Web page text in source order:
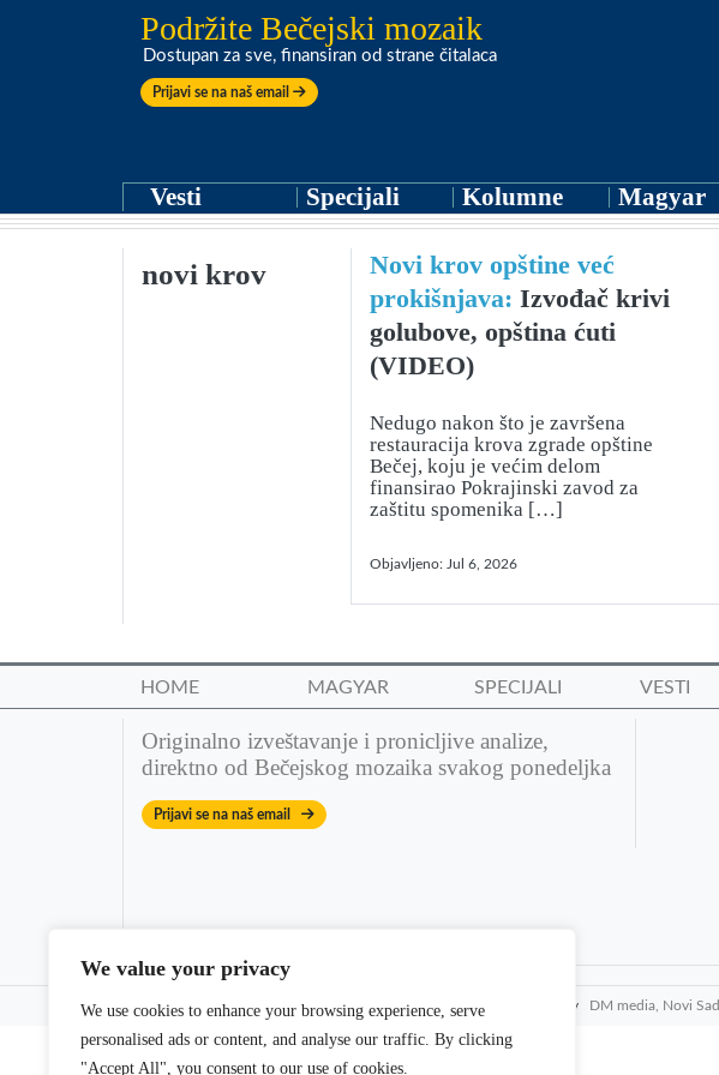
We value your privacy
We use cookies to enhance your browsing experience, serve
personalised ads or content, and analyse our traffic. By clicking
"Accept All", you consent to our use of cookies.
Podržite Bečejski mozaik
Dostupan za sve, finansiran od strane čitalaca
Prijavi se na naš email
Vesti Specijali Kolumne Magyar
novi krov
Novi krov opštine već
prokišnjava: Izvođač krivi
golubove, opština ćuti
(VIDEO)
Nedugo nakon što je završena
restauracija krova zgrade opštine
Bečej, koju je većim delom
finansirao Pokrajinski zavod za
zaštitu spomenika […]
Objavljeno: Jul 6, 2026
HOME MAGYAR SPECIJALI VESTI
Originalno izveštavanje i pronicljive analize,
direktno od Bečejskog mozaika svakog ponedeljka
Prijavi se na naš email
© 2022 Bečejski mozaik. All rights reserved. | Theme: dmmedia by DM media, Novi Sad